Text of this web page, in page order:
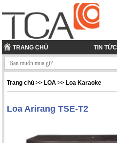
TRANG CHỦ TIN TỨC
Trang chủ >> LOA >> Loa Karaoke
Loa Arirang TSE-T2